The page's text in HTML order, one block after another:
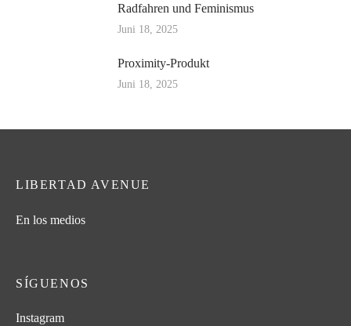
Radfahren und Feminismus
Juni 18, 2025
Proximity-Produkt
Juni 18, 2025
LIBERTAD AVENUE
En los medios
SÍGUENOS
Instagram